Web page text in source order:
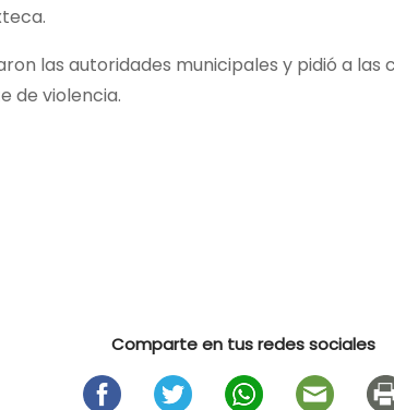
las autoridades municipales y pidió a
de violencia.
Comparte en tus redes sociales